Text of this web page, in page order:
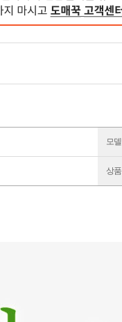
모
상